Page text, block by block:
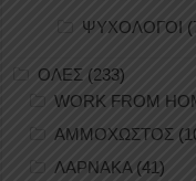
ΨΥΧΟΛΟΓΟΙ
ΟΛΕΣ (233)
WORK FROM
ΑΜΜΟΧΩΣΤΟΣ
ΛΑΡΝΑΚΑ(41)